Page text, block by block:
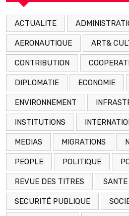
ACTUALITE
AERONAUTIQUE ART&
CONTRIBUTION
DIPLOMATIE ECONOMIE
ENVIRONNEMENT
INSTITUTIONS
MEDIAS MIGRATIONS
PEOPLE POLITIQUE
REVUE DES TITRES SANTE
SECURITÉ PUBLIQUE